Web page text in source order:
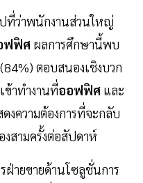
ที่ว่าพนักงานส่วนใหญ่
ฟฟิศ ผลการศึกษานี้พบ
ตอบสนองเชิงบวก
ข้าทำงานที่ออฟฟิศ และ
ความต้องการที่จะกลับ
สามครั้งต่อสัปดาห์
ฝ่ายขายด้านโซลูชั่นการ